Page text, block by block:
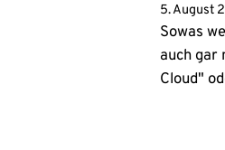
5. August
Sowas
auch gar
Cloud"